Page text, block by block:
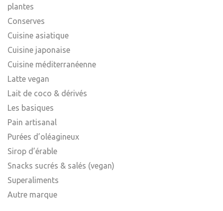
plantes
Conserves
Cuisine asiatique
Cuisine japonaise
Cuisine méditerranéenne
Latte vegan
Lait de coco & dérivés
Les basiques
Pain artisanal
Purées d’oléagineux
Sirop d’érable
Snacks sucrés & salés (vegan)
Superaliments
Autre marque